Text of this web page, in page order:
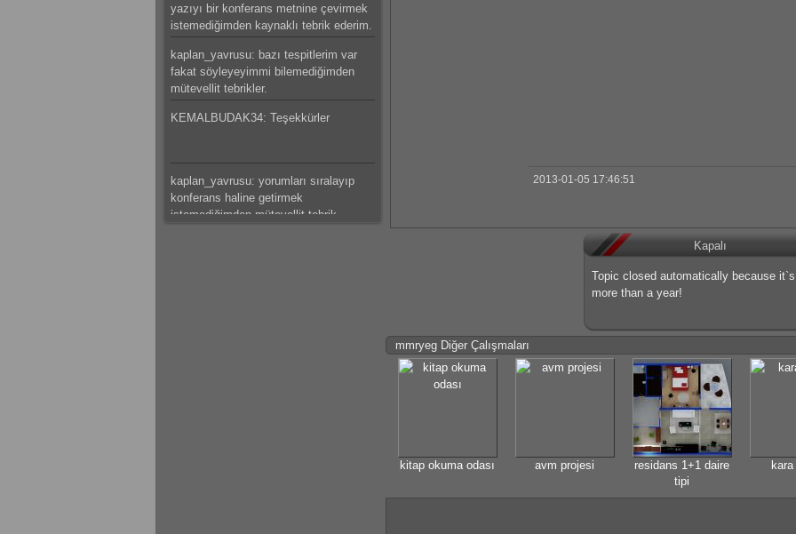
2013-01-05 17:46:51
Kapalı
Topic closed automatically because
more than a year!
mmryeg Diğer Çalışmaları
kitap okuma odası avm projesi
residans 1+1 daire
tipi
kara
yazıyı bir konferans metnine çevirmek
istemediğimden kaynaklı tebrik ederim.
kaplan_yavrusu: bazı tespitlerim var
fakat söyleyeyimmi bilemediğimden
mütevellit tebrikler.
KEMALBUDAK34: Teşekkürler
kaplan_yavrusu: yorumları sıralayıp
konferans haline getirmek
istemediğimden mütevellit tebrik